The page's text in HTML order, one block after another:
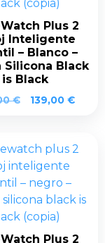
Plus 2
Inteligente
– Blanco –
Silicona Black
is Black
€
El
era:
159,00 €.
139,00 €El
Plus 2